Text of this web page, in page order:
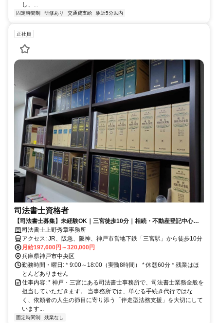
し、...
固定時間制 研修あり 交通費支給 駅近5分以内
正社員
司法書士資格者
【司法書士募集】未経験OK｜三宮徒歩10分｜相続・不動産登記中心｜
残業月10時間程度
司法書士上野秀章事務所
アクセス: JR、阪急、阪神、神戸市営地下鉄「三宮駅」から徒歩10分
月給197,600円～320,000円
兵庫県神戸市中央区
勤務時間・曜日: * 9:00～18:00（実働8時間） * 休憩60分 * 残業はほ
とんどありません
仕事内容: * 神戸・三宮にある司法書士事務所で、司法書士業務全般を
担当していただきます。 当事務所では、単なる手続き代行ではな
く、依頼者の人生の節目に寄り添う「伴走型法務支援」を大切にして
います...
固定時間制 残業なし